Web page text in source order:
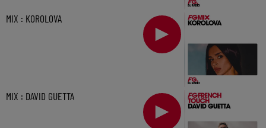
MIX : KOROLOVA
MIX : DAVID GUETTA